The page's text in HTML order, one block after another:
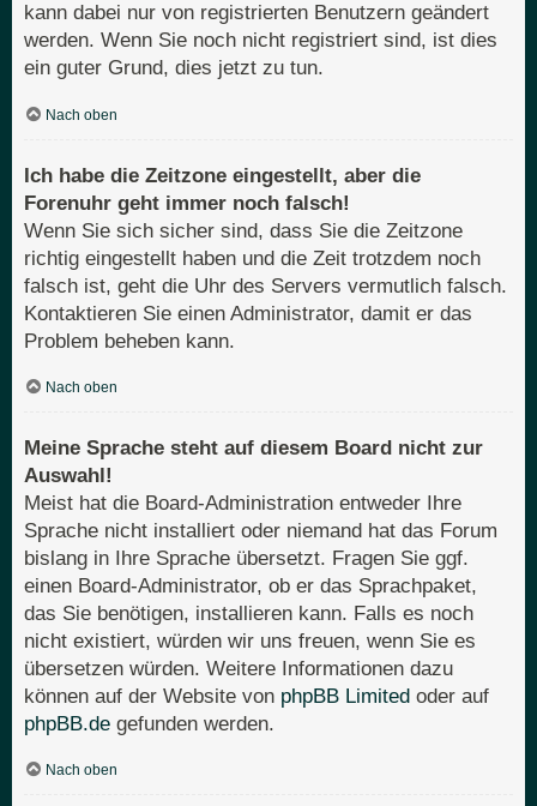
kann dabei nur von registrierten Benutzern geändert
werden. Wenn Sie noch nicht registriert sind, ist dies
ein guter Grund, dies jetzt zu tun.
Nach oben
Ich habe die Zeitzone eingestellt, aber die
Forenuhr geht immer noch falsch!
Wenn Sie sich sicher sind, dass Sie die Zeitzone
richtig eingestellt haben und die Zeit trotzdem noch
falsch ist, geht die Uhr des Servers vermutlich falsch.
Kontaktieren Sie einen Administrator, damit er das
Problem beheben kann.
Nach oben
Meine Sprache steht auf diesem Board nicht zur
Auswahl!
Meist hat die Board-Administration entweder Ihre
Sprache nicht installiert oder niemand hat das Forum
bislang in Ihre Sprache übersetzt. Fragen Sie ggf.
einen Board-Administrator, ob er das Sprachpaket,
das Sie benötigen, installieren kann. Falls es noch
nicht existiert, würden wir uns freuen, wenn Sie es
übersetzen würden. Weitere Informationen dazu
können auf der Website von phpBB Limited oder auf
phpBB.de gefunden werden.
Nach oben